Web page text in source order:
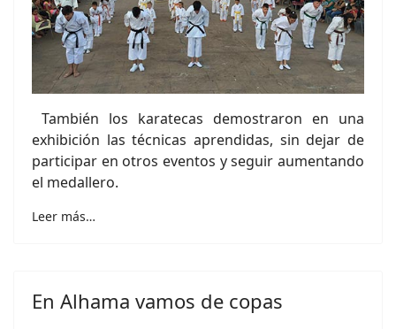
También los karatecas demostraron en una
exhibición las técnicas aprendidas, sin dejar de
participar en otros eventos y seguir aumentando
el medallero.
Leer más…
En Alhama vamos de copas